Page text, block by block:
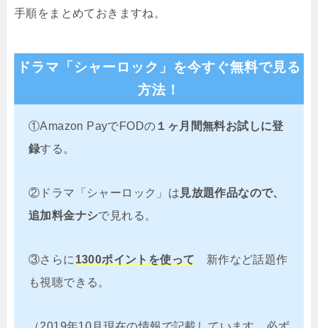
手順をまとめておきますね。
ドラマ「シャーロック」を今すぐ無料で見る
方法！
①Amazon PayでFODの １ヶ月間無料お試しに登
録する。
②ドラマ「シャーロック」は 見放題作品なので、
追加料金ナシで見れる。
③さらに 1300ポイントを使って 新作など話題作
も視聴できる。